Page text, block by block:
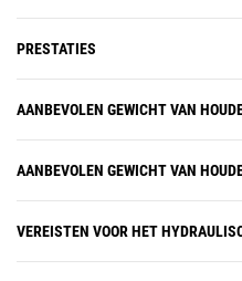
PRESTATIES
AANBEVOLEN GEWICHT VAN
AANBEVOLEN GEWICHT VAN
VEREISTEN VOOR HET